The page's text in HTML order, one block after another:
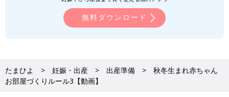
無料ダウンロード
たまひよ 妊娠・出産 出産準備
秋冬生まれ赤ちゃん
お部屋づくりルール3【動画】